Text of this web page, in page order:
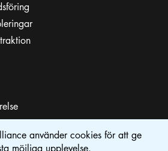
använder cookies för att ge
möjliga upplevelse.
REGION